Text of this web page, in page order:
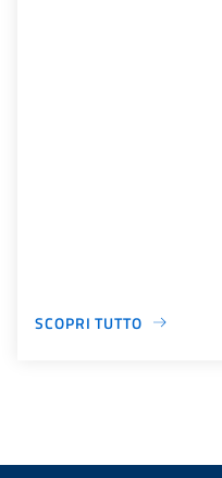
SCOPRI TUTTO